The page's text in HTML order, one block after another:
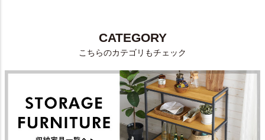
CATEGORY
こちらのカテゴリもチェック